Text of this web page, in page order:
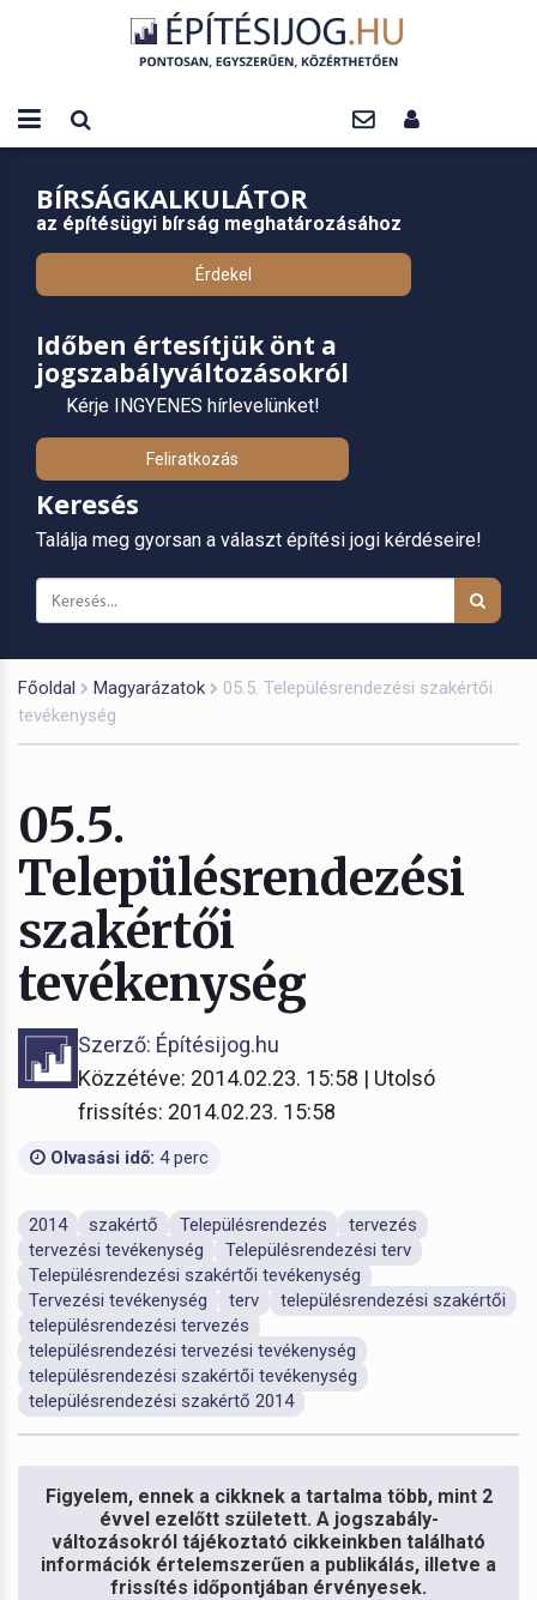
BÍRSÁGKALKULÁTOR
az építésügyi bírság meghatározásához
Érdekel
Időben értesítjük önt a
jogszabályváltozásokról
Kérje INGYENES hírlevelünket!
Feliratkozás
Keresés
Találja meg gyorsan a választ építési jogi kérdéseire!
Főoldal Magyarázatok
05.5. Településrendezési szakértői
tevékenység
05.5.
Településrendezési
szakértői
tevékenység
Szerző: Építésijog.hu
Közzétéve: 2014.02.23. 15:58 | Utolsó
frissítés: 2014.02.23. 15:58
Olvasási idő: 4 perc
2014 szakértő Településrendezés
tervezés
tervezési tevékenység
Településrendezési terv
Településrendezési szakértői tevékenység
Tervezési tevékenység
terv
településrendezési szakértői
településrendezési tervezés
településrendezési tervezési tevékenység
településrendezési szakértői tevékenység
településrendezési szakértő 2014
Figyelem, ennek a cikknek a tartalma több, mint 2
évvel ezelőtt született. A jogszabály-
változásokról tájékoztató cikkeinkben található
információk értelemszerűen a publikálás, illetve a
frissítés időpontjában érvényesek.